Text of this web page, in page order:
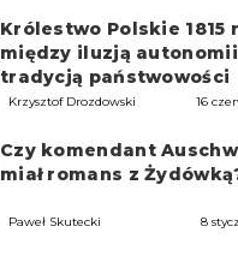
Królestwo Polskie 1815
między iluzją
tradycją państwowości
Krzysztof Drozdowski 16
Czy komendant
miał romans z
Paweł Skutecki 8